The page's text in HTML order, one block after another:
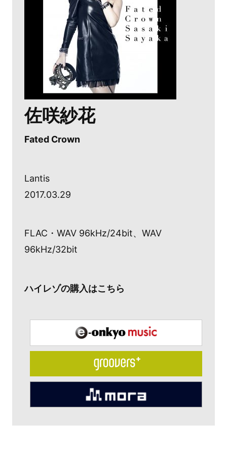
佐咲紗花
Fated Crown
Lantis
2017.03.29
FLAC・WAV 96kHz/24bit、WAV
96kHz/32bit
ハイレゾの購入はこちら